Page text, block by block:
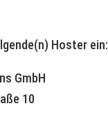
Hoster ein:
GmbH
10